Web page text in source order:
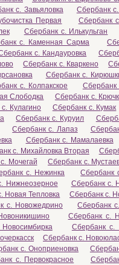
с. Завьяловка
Сбербанк
Первая
Сбербанк
Сбербанк с. Илькульган
с. Каменная Сарма
с. Кандауровка
Сбербанк с. Кваркено
Сбербанк с.
с. Колпакское
Сбербанк
Слободка
Сбербанк с.
Кулагино
Сбербанк с. Кумак
Сбербанк с. Куруил
Сбербанк с. Лапаз
Сбербанк с. Мамалаевка
с. Михайловка Вторая
Мочегай
Сбербанк с.
с. Нежинка
Сбербанк
Нижнеозерное
Сбербанк с.
Новая Тепловка
Сбербанк с.
с. Новожедрино
Сбербанк
Сбербанк с.
Сбербанк с.
Сбербанк с.
с. Оноприеновка
с. Первокрасное